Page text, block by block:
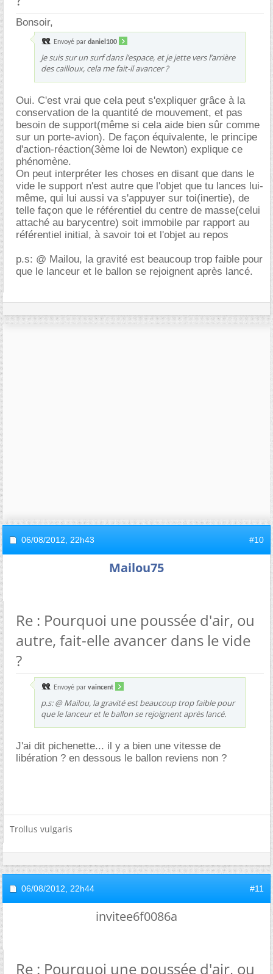
Bonsoir,
Envoyé par daniel100
Je suis sur un surf dans l’espace, et je jette vers l’arrière
des cailloux, cela me fait-il avancer ?
Oui. C'est vrai que cela peut s'expliquer grâce à la
conservation de la quantité de mouvement, et pas
besoin de support(même si cela aide bien sûr comme
sur un porte-avion). De façon équivalente, le principe
d'action-réaction(3ème loi de Newton) explique ce
phénomène.
On peut interpréter les choses en disant que dans le
vide le support n'est autre que l'objet que tu lances lui-
même, qui lui aussi va s'appuyer sur toi(inertie), de
telle façon que le référentiel du centre de masse(celui
attaché au barycentre) soit immobile par rapport au
référentiel initial, à savoir toi et l'objet au repos
p.s: @ Mailou, la gravité est beaucoup trop faible pour
que le lanceur et le ballon se rejoignent après lancé.
06/08/2012, 22h43 #10
Mailou75
Re : Pourquoi une poussée d'air, ou
autre, fait-elle avancer dans le vide
?
Envoyé par vaincent
p.s: @ Mailou, la gravité est beaucoup trop faible pour
que le lanceur et le ballon se rejoignent après lancé.
J'ai dit pichenette... il y a bien une vitesse de
libération ? en dessous le ballon reviens non ?
Trollus vulgaris
06/08/2012, 22h44 #11
invitee6f0086a
Re : Pourquoi une poussée d'air, ou